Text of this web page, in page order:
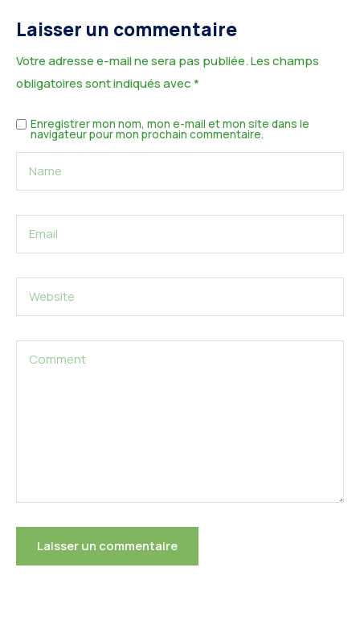
Laisser un commentaire
Votre adresse e-mail ne sera pas publiée.Les champs
obligatoires sont indiqués avec*
Enregistrer mon nom, mon e-mail et mon site dans le
navigateur pour mon prochain commentaire.